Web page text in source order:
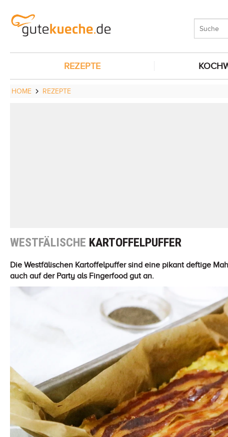
REZEPTE
HOME REZEPTE
WESTFÄLISCHE KARTOFFELPUFFER
Die Westfälischen Kartoffelpuffer sind eine pikant deftige
auch auf der Party als Fingerfood gut an.